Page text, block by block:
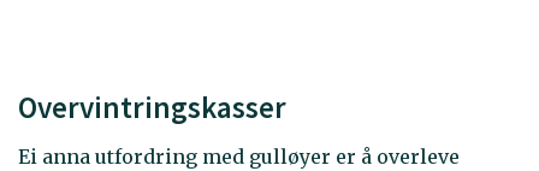
Overvintringskasser
Ei anna utfordring med gulløyer er å overleve